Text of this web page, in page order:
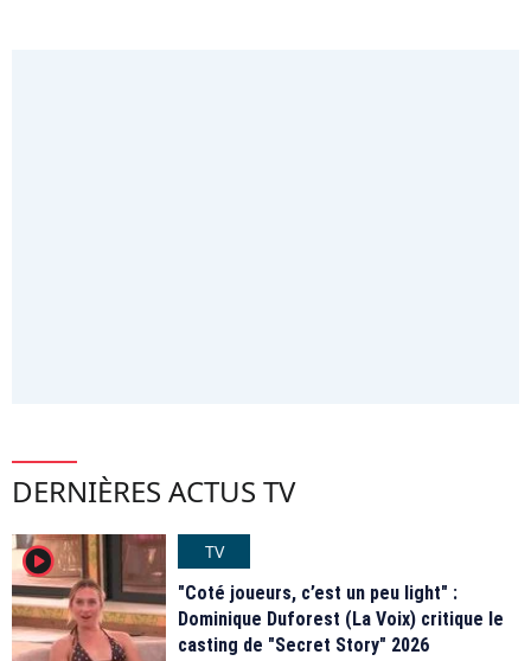
DERNIÈRES ACTUS TV
player2
TV
"Coté joueurs, c’est un peu light" :
Dominique Duforest (La Voix) critique le
casting de "Secret Story" 2026